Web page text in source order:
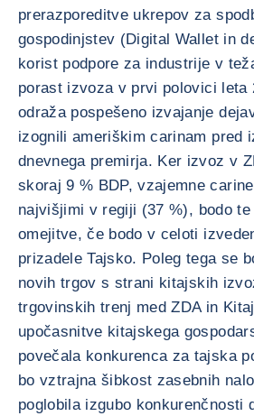
prerazporeditve ukrepov za
gospodinjstev (Digital Wallet in
korist podpore za industrije v
porast izvoza v prvi polovici leta
odraža pospešeno izvajanje
izognili ameriškim carinam pred
dnevnega premirja. Ker izvoz v
skoraj 9 % BDP, vzajemne
najvišjimi v regiji (37 %), bodo
omejitve, če bodo v celoti
prizadele Tajsko. Poleg tega se
novih trgov s strani kitajskih
trgovinskih trenj med ZDA in
upočasnitve kitajskega
povečala konkurenca za tajska
bo vztrajna šibkost zasebnih
poglobila izgubo konkurenčnosti